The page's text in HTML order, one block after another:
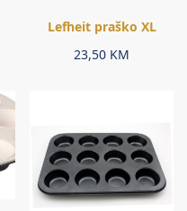
Lefheit praško XL
23,50 KM